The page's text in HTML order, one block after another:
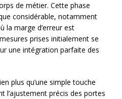
de métier. Cette phase
considérable, notamment
la marge d’erreur est
prises initialement se
une intégration parfaite des
plus qu’une simple touche
l’ajustement précis des portes